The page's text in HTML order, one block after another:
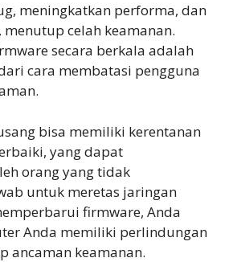
meningkatkan performa, dan
celah keamanan.
secara berkala adalah
cara membatasi pengguna
bisa memiliki kerentanan
yang dapat
orang yang tidak
untuk meretas jaringan
firmware, Anda
Anda memiliki perlindungan
ancaman keamanan.